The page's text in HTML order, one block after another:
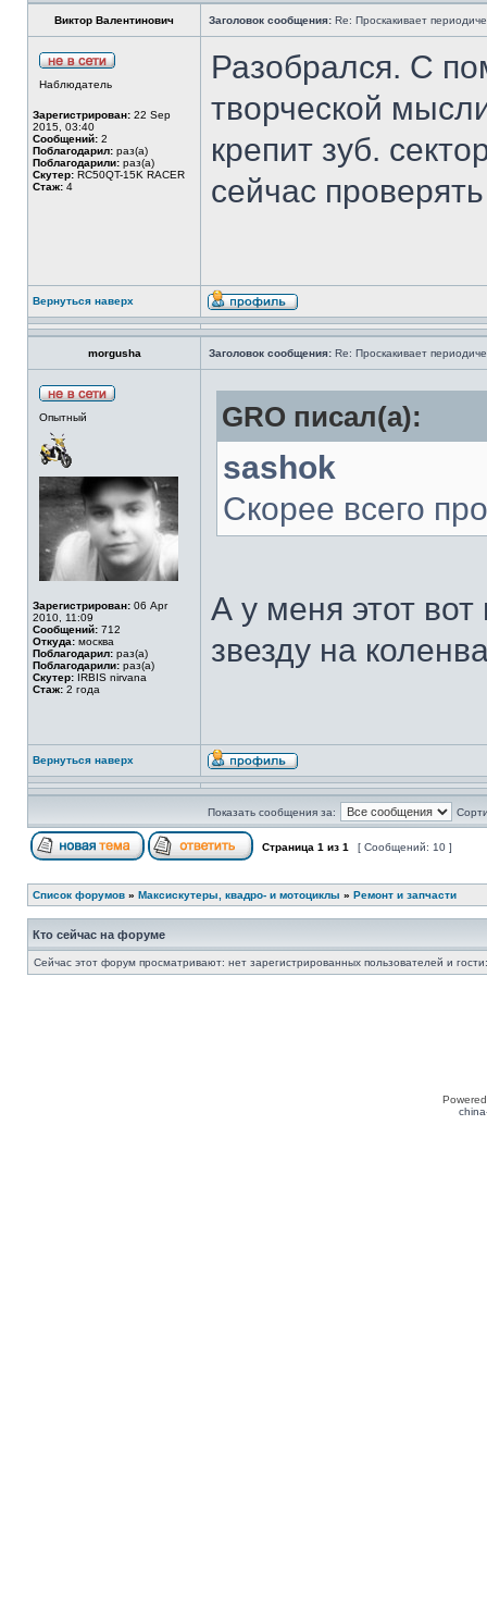
Виктор Валентинович Заголовок сообщения: Re: Проскакивает
Наблюдатель
Зарегистрирован: 22 Sep
2015, 03:40
Сообщений: 2
Поблагодарил: раз(а)
Поблагодарили: раз(а)
Скутер: RC50QT-15K RACER
Стаж: 4
Разобрался. С
творческой
крепит зуб.
сейчас
Вернуться наверх
morgusha Заголовок сообщения: Re: Проскакивает
Опытный
Зарегистрирован: 06 Apr
2010, 11:09
Сообщений: 712
Откуда: москва
Поблагодарил: раз(а)
Поблагодарили: раз(а)
Скутер: IRBIS nirvana
Стаж: 2 года
GRO писал(а):
sashok
Скорее всего
А у меня этот
звезду на
Вернуться наверх
Показать сообщения за:
Страница 1 из 1 [ Сообщений: 10 ]
Список форумов » Максискутеры, квадро- и мотоциклы » Ремонт и запчасти
Кто сейчас на форуме
Сейчас этот форум просматривают: нет зарегистрированных пользователей и